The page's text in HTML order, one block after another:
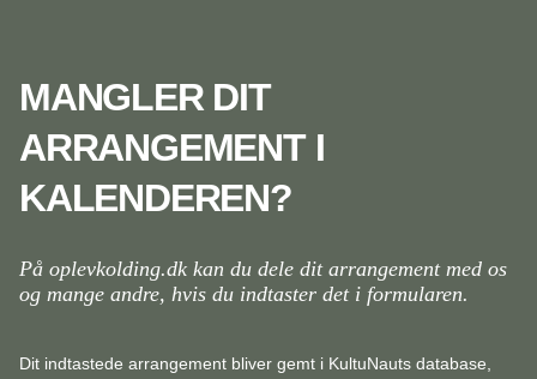
MANGLER DIT
ARRANGEMENT I
KALENDEREN?
På oplevkolding.dk kan du dele dit arrangement med os
og mange andre, hvis du indtaster det i formularen.
Dit indtastede arrangement bliver gemt i KultuNauts database,